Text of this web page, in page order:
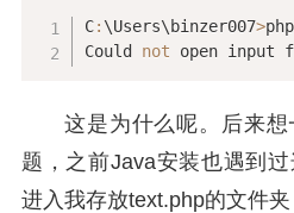
C: \Users\binzer007>php
Could not open input
这是为什么呢。后来
题，之前Java安装也遇到
进入我存放text.php的文件夹